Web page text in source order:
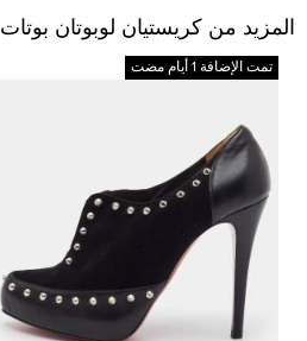
المزيد من كريستيان لوبوتان بوتات
تمت الإضافة 1 أيام مضت